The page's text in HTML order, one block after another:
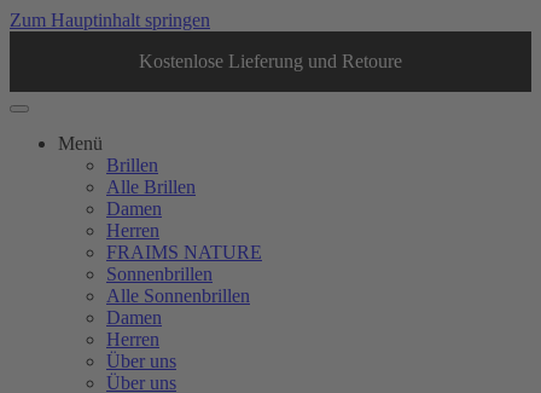
Zum Hauptinhalt springen
Kostenlose Lieferung und Retoure
Menü
Brillen
Alle Brillen
Damen
Herren
FRAIMS NATURE
Sonnenbrillen
Alle Sonnenbrillen
Damen
Herren
Über uns
Über uns